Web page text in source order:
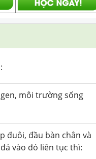
môi trường sống
đuôi, đầu bàn chân và
vào đó liên tục thì: